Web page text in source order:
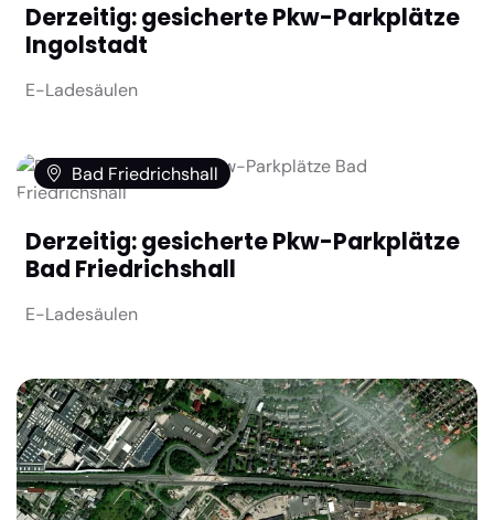
Derzeitig: gesicherte Pkw-Parkplätze
Ingolstadt
E-Ladesäulen
Bad Friedrichshall
Derzeitig: gesicherte Pkw-Parkplätze
Bad Friedrichshall
E-Ladesäulen